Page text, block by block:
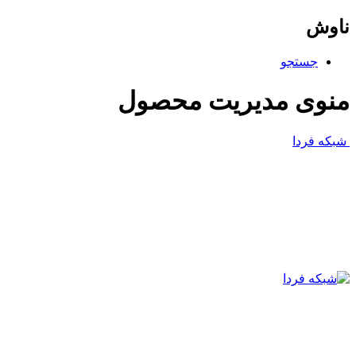
جستجو
مدیریت محصول
شبکه فردا